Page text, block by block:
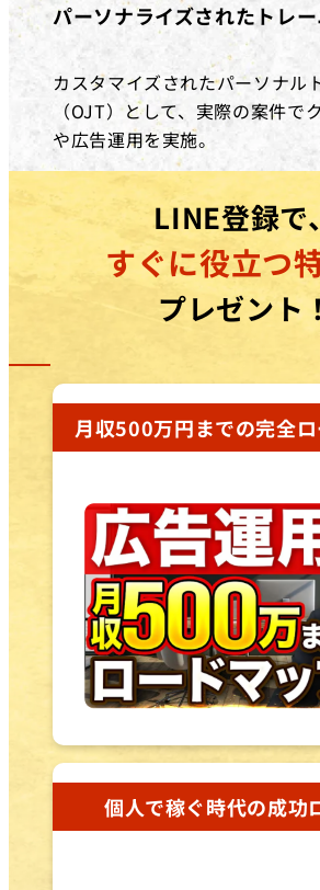
パーソナライズされたトレ
カスタマイズされたパーソナル
（OJT）として、実際の案件で
や広告運用を実施。
LINE登録で
すぐに役立つ
プレゼント！
月収500万円までの完全
個人で稼ぐ時代の成功